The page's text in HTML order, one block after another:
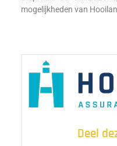
mogelijkheden van
Deel